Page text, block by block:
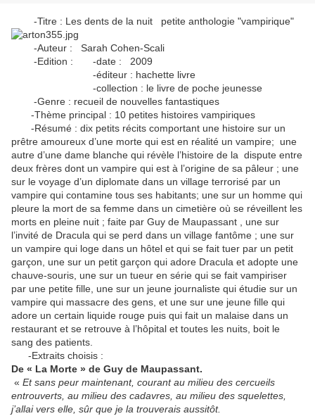
-Titre : Les dents de la nuit petite anthologie "vampirique"
-Auteur : Sarah Cohen-Scali
-Edition : -date : 2009
-éditeur : hachette livre
-collection : le livre de poche jeunesse
-Genre : recueil de nouvelles fantastiques
-Thème principal : 10 petites histoires vampiriques
-Résumé : dix petits récits comportant une histoire sur un
prêtre amoureux d’une morte qui est en réalité un vampire; une
autre d’une dame blanche qui révèle l’histoire de la dispute entre
deux frères dont un vampire qui est à l’origine de sa pâleur ; une
sur le voyage d’un diplomate dans un village terrorisé par un
vampire qui contamine tous ses habitants; une sur un homme qui
pleure la mort de sa femme dans un cimetière où se réveillent les
morts en pleine nuit ; faite par Guy de Maupassant , une sur
l’invité de Dracula qui se perd dans un village fantôme ; une sur
un vampire qui loge dans un hôtel et qui se fait tuer par un petit
garçon, une sur un petit garçon qui adore Dracula et adopte une
chauve-souris, une sur un tueur en série qui se fait vampiriser
par une petite fille, une sur un jeune journaliste qui étudie sur un
vampire qui massacre des gens, et une sur une jeune fille qui
adore un certain liquide rouge puis qui fait un malaise dans un
restaurant et se retrouve à l’hôpital et toutes les nuits, boit le
sang des patients.
-Extraits choisis :
De « La Morte » de Guy de Maupassant.
« Et sans peur maintenant, courant au milieu des cercueils
entrouverts, au milieu des cadavres, au milieu des squelettes,
j’allai vers elle, sûr que je la trouverais aussitôt.